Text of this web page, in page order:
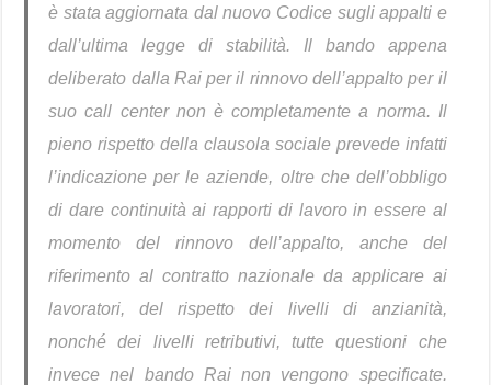
è stata aggiornata dal nuovo Codice sugli appalti e
dall’ultima legge di stabilità. Il bando appena
deliberato dalla Rai per il rinnovo dell’appalto per il
suo call center non è completamente a norma. Il
pieno rispetto della clausola sociale prevede infatti
l’indicazione per le aziende, oltre che dell’obbligo
di dare continuità ai rapporti di lavoro in essere al
momento del rinnovo dell’appalto, anche del
riferimento al contratto nazionale da applicare ai
lavoratori, del rispetto dei livelli di anzianità,
nonché dei livelli retributivi, tutte questioni che
invece nel bando Rai non vengono specificate.